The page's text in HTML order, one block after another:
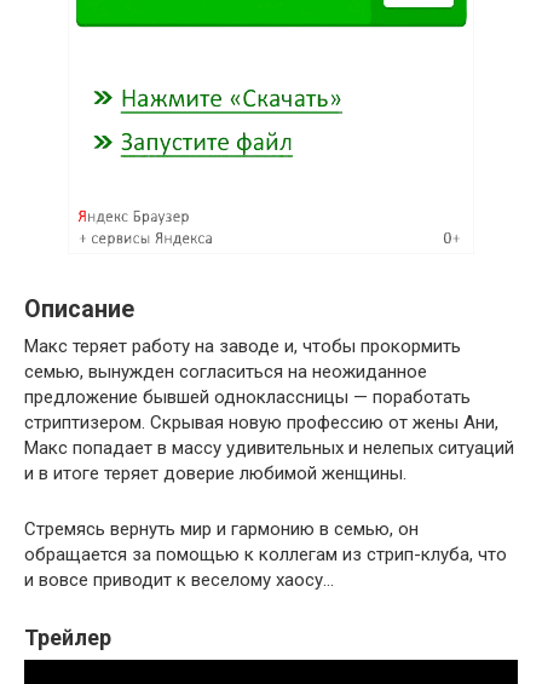
Описание
Макс теряет работу на заводе и, чтобы прокормить
семью, вынужден согласиться на неожиданное
предложение бывшей одноклассницы — поработать
стриптизером. Скрывая новую профессию от жены Ани,
Макс попадает в массу удивительных и нелепых ситуаций
и в итоге теряет доверие любимой женщины.
Стремясь вернуть мир и гармонию в семью, он
обращается за помощью к коллегам из стрип-клуба, что
и вовсе приводит к веселому хаосу…
Трейлер